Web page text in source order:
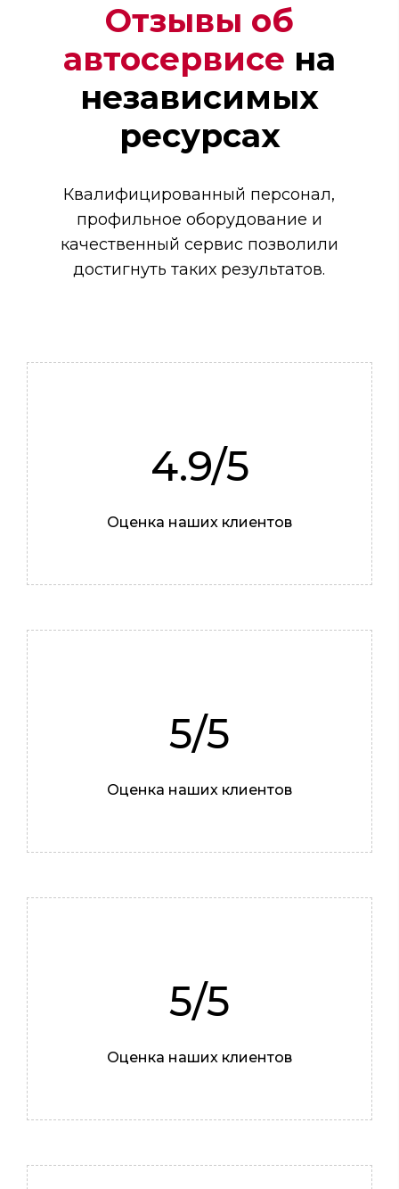
Андрей
Механик
Алексей
Отзывы об
автосервисе на
независимых
ресурсах
Квалифицированный персонал,
профильное оборудование и
качественный сервис позволили
достигнуть таких результатов.
4.9/5
Оценка наших клиентов
5/5
Оценка наших клиентов
5/5
Оценка наших клиентов